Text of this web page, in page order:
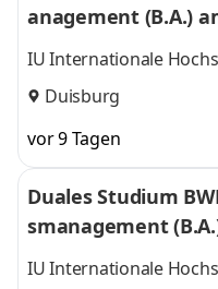
anagement (B.A.)
IU Internationale
Duisburg
vor 9 Tagen
Duales Studium
smanagement
l
IU Internationale